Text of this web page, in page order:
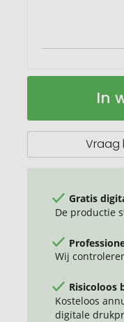
hardcover
In
Vraag
Gratis
De productie
Wij
Risicoloos
Kosteloos
digitale